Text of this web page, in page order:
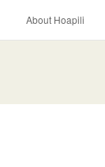
About Hoapili